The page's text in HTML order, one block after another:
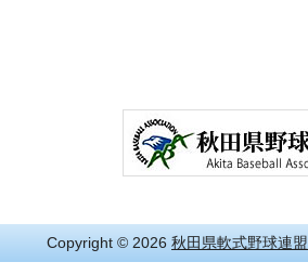
Copyright © 2026 秋田県軟式野球連盟